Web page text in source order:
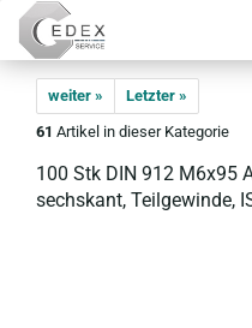
weiter »
Letzter »
61 Artikel in dieser Kategorie
100 Stk DIN 912 M6x95
sechs­kant, Teil­ge­win­de,